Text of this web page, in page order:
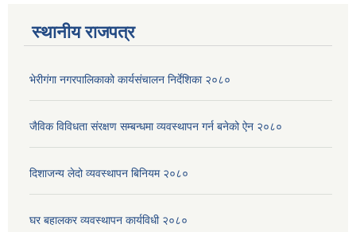
स्थानीय राजपत्र
भेरीगंगा नगरपालिकाको कार्यसंचालन निर्देशिका २०८०
जैविक विविधता संरक्षण सम्बन्धमा व्यवस्थापन गर्न बनेको ऐन २०८०
दिशाजन्य लेदो व्यवस्थापन बिनियम २०८०
घर बहालकर व्यवस्थापन कार्यविधी २०८०